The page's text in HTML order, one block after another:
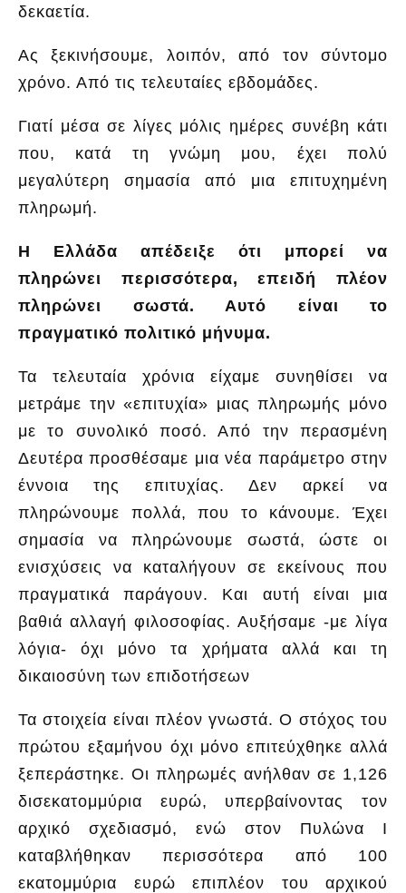
δεκαετία.
Ας ξεκινήσουμε, λοιπόν, από τον σύντομο
χρόνο. Από τις τελευταίες εβδομάδες.
Γιατί μέσα σε λίγες μόλις ημέρες συνέβη κάτι
που, κατά τη γνώμη μου, έχει πολύ
μεγαλύτερη σημασία από μια επιτυχημένη
πληρωμή.
Η Ελλάδα απέδειξε ότι μπορεί να
πληρώνει περισσότερα, επειδή πλέον
πληρώνει σωστά. Αυτό είναι το
πραγματικό πολιτικό μήνυμα.
Τα τελευταία χρόνια είχαμε συνηθίσει να
μετράμε την «επιτυχία» μιας πληρωμής μόνο
με το συνολικό ποσό. Από την περασμένη
Δευτέρα προσθέσαμε μια νέα παράμετρο στην
έννοια της επιτυχίας. Δεν αρκεί να
πληρώνουμε πολλά, που το κάνουμε. Έχει
σημασία να πληρώνουμε σωστά, ώστε οι
ενισχύσεις να καταλήγουν σε εκείνους που
πραγματικά παράγουν. Και αυτή είναι μια
βαθιά αλλαγή φιλοσοφίας. Αυξήσαμε -με λίγα
λόγια- όχι μόνο τα χρήματα αλλά και τη
δικαιοσύνη των επιδοτήσεων
Τα στοιχεία είναι πλέον γνωστά. Ο στόχος του
πρώτου εξαμήνου όχι μόνο επιτεύχθηκε αλλά
ξεπεράστηκε. Οι πληρωμές ανήλθαν σε 1,126
δισεκατομμύρια ευρώ, υπερβαίνοντας τον
αρχικό σχεδιασμό, ενώ στον Πυλώνα Ι
καταβλήθηκαν περισσότερα από 100
εκατομμύρια ευρώ επιπλέον του αρχικού